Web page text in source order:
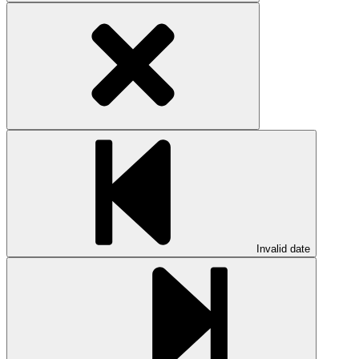
Invalid date